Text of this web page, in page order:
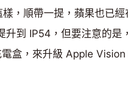
，順帶一提，蘋果也已
升到 IP54，但要注意的
盒，來升級 Apple